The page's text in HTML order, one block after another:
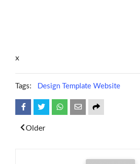
x
Tags: Design Template Website
Older